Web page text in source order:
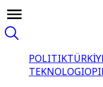
POLITIK
TEKNOLOGI